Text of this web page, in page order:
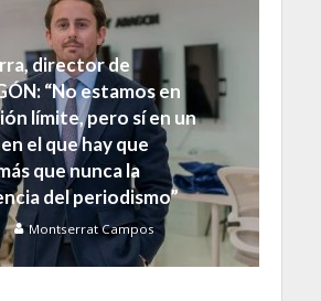
director de
“No estamos en
límite, pero sí en un
el que hay que
que nunca la
del periodismo”
Montserrat Campos